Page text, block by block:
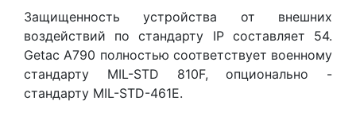
Защищенность устройства от внешних
воздействий по стандарту IP составляет 54.
Getac А790 полностью соответствует военному
стандарту MIL-STD 810F, опционально -
стандарту MIL-STD-461E.